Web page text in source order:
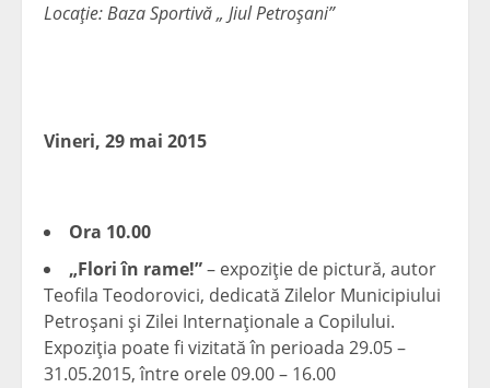
Locaţie: Baza Sportivă „ Jiul Petroşani”
Vineri, 29 mai 2015
Ora 10.00
„Flori în rame!”– expoziţie de pictură, autor
Teofila Teodorovici, dedicată Zilelor Municipiului
Petroşani şi Zilei Internaţionale a Copilului.
Expoziţia poate fi vizitată în perioada 29.05 –
31.05.2015, între orele 09.00 – 16.00